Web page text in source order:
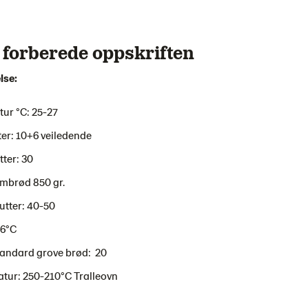
oppskriften
°C: 25-27
10+6 veiledende
30
850 gr.
40-50
grove brød: 20
250-210°C Tralleovn